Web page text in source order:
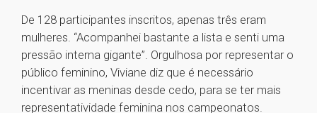
De 128 participantes inscritos, apenas três eram
mulheres. “Acompanhei bastante a lista e senti uma
pressão interna gigante”. Orgulhosa por representar o
público feminino, Viviane diz que é necessário
incentivar as meninas desde cedo, para se ter mais
representatividade feminina nos campeonatos.